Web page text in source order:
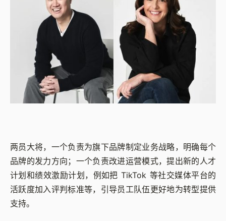
两员大将，一个负责为旗下品牌制定业务战略，明确每个
品牌的发力方向；一个负责改进运营模式，提出新的人才
计划和绩效激励计划，例如把 TikTok 等社交媒体平台的
活跃度加入评判标准等，引导员工队伍更好地为转型提供
支持。